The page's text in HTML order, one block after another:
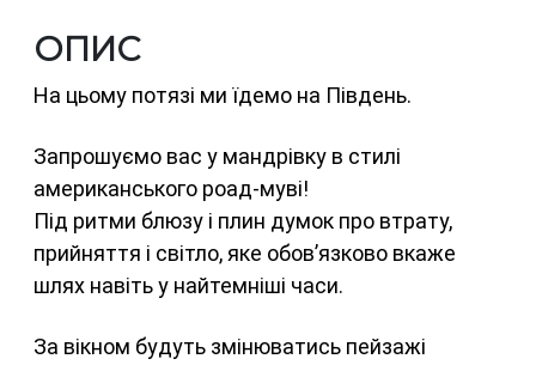
ОПИС
На цьому потязі ми їдемо на Південь.
Запрошуємо вас у мандрівку в стилі
американського роад-муві!
Під ритми блюзу і плин думок про втрату,
прийняття і світло, яке обовʼязково вкаже
шлях навіть у найтемніші часи.
За вікном будуть змінюватись пейзажі